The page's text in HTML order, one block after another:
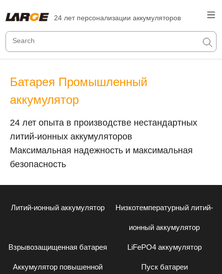
24 лет персонализации аккумуляторов
Батарея Промышленный
аккумулятор
24 лет опыта в производстве нестандартных
литий-ионных аккумуляторов
Максимальная надежность и максимальная
безопасность
Литий-ионный аккумулятор Низкотемпературный литий-
ионный аккумулятор
Взрывозащищенная батарея LiFePO4 аккумулятор
Аккумулятор повышенной Пуск батареи